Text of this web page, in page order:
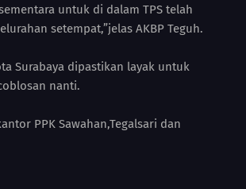
untuk di dalam TPS telah
setempat,”jelas AKBP Teguh.
Surabaya dipastikan layak untuk
nanti.
PPK Sawahan,Tegalsari dan